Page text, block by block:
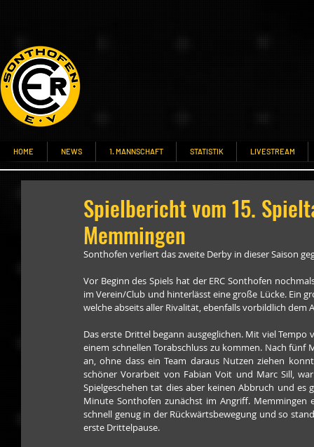
HOME NEWS 1. MANNSCHAFT STATISTIK LIVESTREAM
Spielbericht vom 15.
Memmingen
Sonthofen verliert das zweite Derby in dieser Saison
Vor Beginn des Spiels hat der ERC Sonthofen
im Verein/Club und hinterlässt eine große Lücke. Ein
welche abseits aller Rivalität, ebenfalls vorbildlich dem
Das erste Drittel begann ausgeglichen. Mit viel
einem schnellen Torabschluss zu kommen. Nach fünf
an, ohne dass ein Team daraus Nutzen ziehen
schöner Vorarbeit von Fabian Voit und Marc Sill,
Spielgeschehen tat dies aber keinen Abbruch und
Minute Sonthofen zunächst im Angriff. Memmingen
schnell genug in der Rückwärtsbewegung und so
erste Drittelpause.